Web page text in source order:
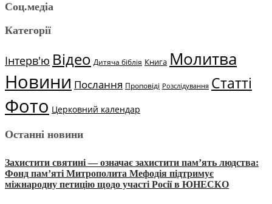
Соц.медіа
Категорії
Інтерв'ю Відео Дитяча біблія Книга Молитва
Новини Послання Проповіді Розслідування Статті
Фото Церковний календар
Останні новини
Захистити святині — означає захистити пам’ять людства:
Фонд пам’яті Митрополита Мефодія підтримує
міжнародну петицію щодо участі Росії в ЮНЕСКО